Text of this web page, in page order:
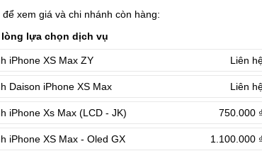
xem giá và chi nhánh còn hàng:
lựa chọn dịch vụ
iPhone XS Max ZY Liên
Daison iPhone XS Max Liên
iPhone Xs Max (LCD - JK) 750.000 ₫
iPhone XS Max - Oled GX 1.100.000 ₫